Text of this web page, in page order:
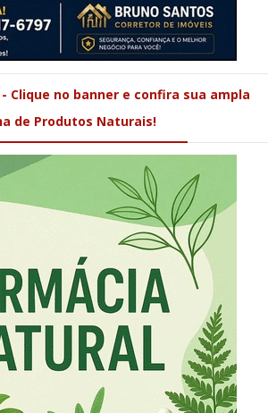
Clique no banner e confira sua ampla
de Produtos Naturais!